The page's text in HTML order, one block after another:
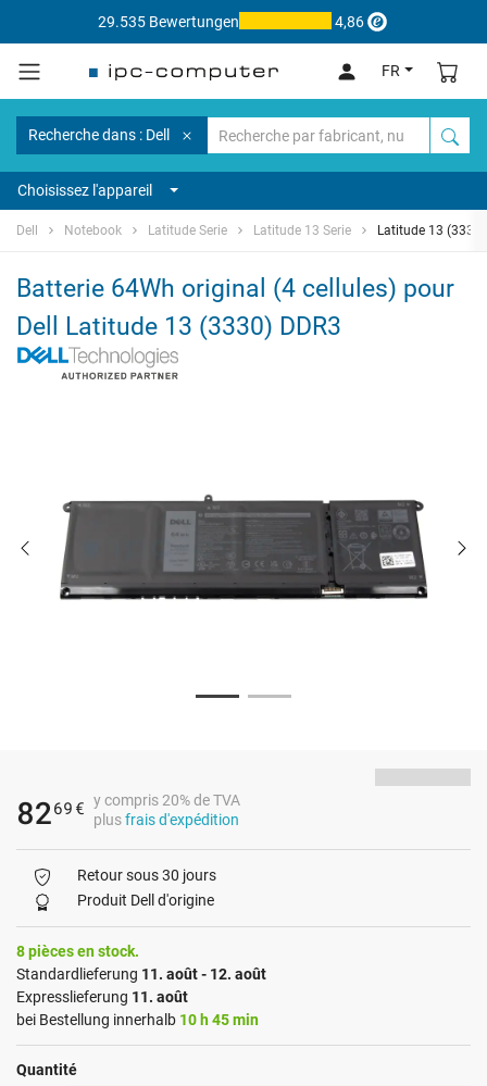
29.535 Bewertungen 4,86
FR
Recherche dans : Dell
Choisissez l'appareil
Dell Notebook Latitude Serie Latitude 13 Serie Latitude 13 (3330)
Batterie 64Wh original (4 cellules) pour
Dell Latitude 13 (3330) DDR3
8269 € y compris 20% de TVA
plusfrais d'expédition
Retour sous 30 jours
Produit Dell d'origine
8 pièces en stock.
Standardlieferung 11. août - 12. août
Expresslieferung 11. août
bei Bestellung innerhalb 10 h 45 min
Quantité